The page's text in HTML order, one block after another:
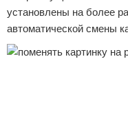
установлены на более
автоматической смены